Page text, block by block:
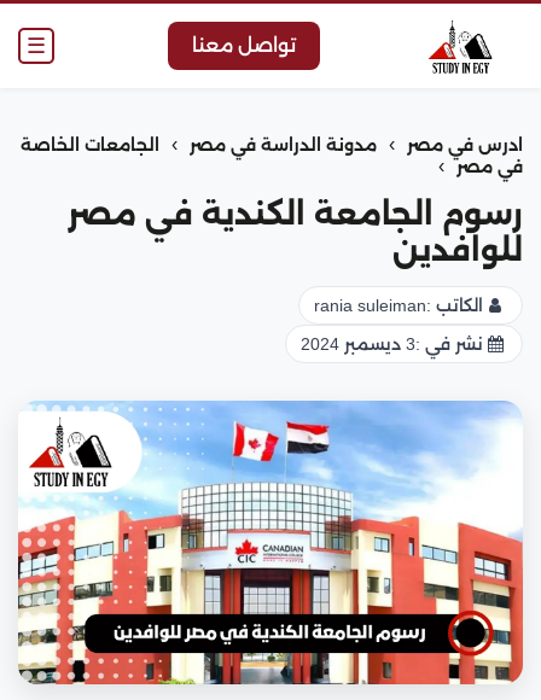
☰ تواصل معنا
ادرس في مصر › مدونة الدراسة في مصر ›
الجامعات الخاصة
في مصر
›
رسوم الجامعة الكندية في مصر
للوافدين
الكاتب :rania suleiman
نشر في :3 ديسمبر 2024